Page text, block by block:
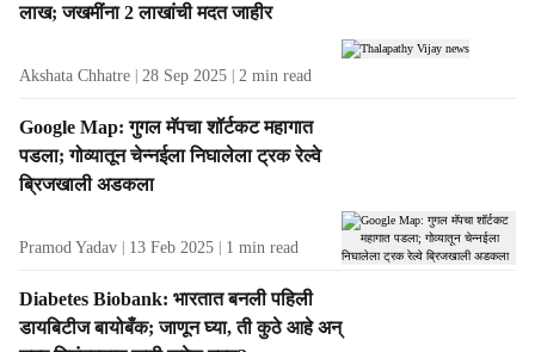
लाख; जखमींना 2 लाखांची मदत जाहीर
Akshata Chhatre 28 Sep 2025 2 min read
Google Map: गुगल मॅपचा शॉर्टकट महागात
पडला; गोव्यातून चेन्नईला निघालेला ट्रक रेल्वे
ब्रिजखाली अडकला
Pramod Yadav 13 Feb 2025 1 min read
Diabetes Biobank: भारतात बनली पहिली
डायबिटीज बायोबँक; जाणून घ्या, ती कुठे आहे अन्